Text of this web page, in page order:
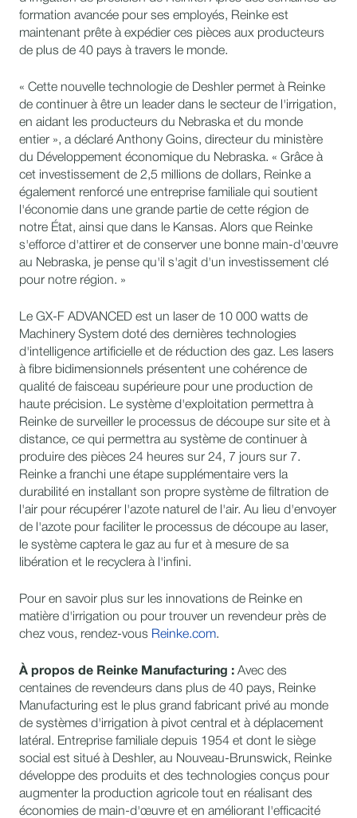
formation avancée pour ses employés, Reinke est
maintenant prête à expédier ces pièces aux producteurs
de plus de 40 pays à travers le monde.
« Cette nouvelle technologie de Deshler permet à Reinke
de continuer à être un leader dans le secteur de l'irrigation,
en aidant les producteurs du Nebraska et du monde
entier », a déclaré Anthony Goins, directeur du ministère
du Développement économique du Nebraska. « Grâce à
cet investissement de 2,5 millions de dollars, Reinke a
également renforcé une entreprise familiale qui soutient
l'économie dans une grande partie de cette région de
notre État, ainsi que dans le Kansas. Alors que Reinke
s'efforce d'attirer et de conserver une bonne main-d'œuvre
au Nebraska, je pense qu'il s'agit d'un investissement clé
pour notre région. »
Le GX-F ADVANCED est un laser de 10 000 watts de
Machinery System doté des dernières technologies
d'intelligence artificielle et de réduction des gaz. Les lasers
à fibre bidimensionnels présentent une cohérence de
qualité de faisceau supérieure pour une production de
haute précision. Le système d'exploitation permettra à
Reinke de surveiller le processus de découpe sur site et à
distance, ce qui permettra au système de continuer à
produire des pièces 24 heures sur 24, 7 jours sur 7.
Reinke a franchi une étape supplémentaire vers la
durabilité en installant son propre système de filtration de
l'air pour récupérer l'azote naturel de l'air. Au lieu d'envoyer
de l'azote pour faciliter le processus de découpe au laser,
le système captera le gaz au fur et à mesure de sa
libération et le recyclera à l'infini.
Pour en savoir plus sur les innovations de Reinke en
matière d'irrigation ou pour trouver un revendeur près de
chez vous, rendez-vous Reinke.com.
À propos de Reinke Manufacturing : Avec des
centaines de revendeurs dans plus de 40 pays, Reinke
Manufacturing est le plus grand fabricant privé au monde
de systèmes d'irrigation à pivot central et à déplacement
latéral. Entreprise familiale depuis 1954 et dont le siège
social est situé à Deshler, au Nouveau-Brunswick, Reinke
développe des produits et des technologies conçus pour
augmenter la production agricole tout en réalisant des
économies de main-d'œuvre et en améliorant l'efficacité